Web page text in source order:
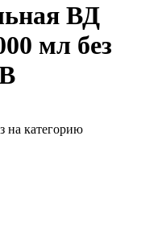
ВД
мл без
на категорию